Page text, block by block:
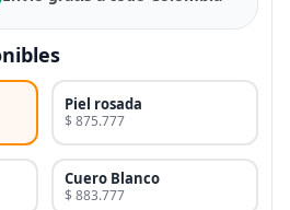
Piel rosada
$ 875.777
Cuero Blanco
$ 883.777